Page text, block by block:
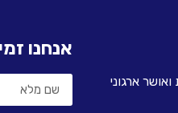
אנחנו